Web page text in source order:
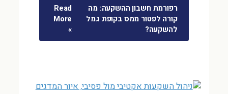
רפורמת חשבון ההשקעה: מה
קורה לפטור ממס בקופת גמל
להשקעה?
Read
More
»